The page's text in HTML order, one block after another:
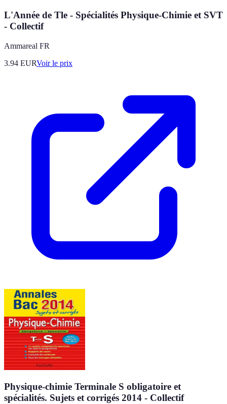
L'Année de Tle - Spécialités Physique-Chimie et SVT
- Collectif
Ammareal FR
3.94 EURVoir le prix
Physique-chimie Terminale S obligatoire et
spécialités. Sujets et corrigés 2014 - Collectif